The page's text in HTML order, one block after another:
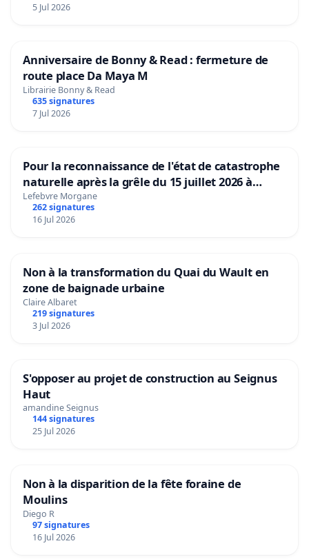
5 Jul 2026
Anniversaire de Bonny & Read : fermeture de
route place Da Maya M
Librairie Bonny & Read
635 signatures
7 Jul 2026
Pour la reconnaissance de l'état de catastrophe
naturelle après la grêle du 15 juillet 2026 à
Aubenas et ses alentours
Lefebvre Morgane
262 signatures
16 Jul 2026
Non à la transformation du Quai du Wault en
zone de baignade urbaine
Claire Albaret
219 signatures
3 Jul 2026
S'opposer au projet de construction au Seignus
Haut
amandine Seignus
144 signatures
25 Jul 2026
Non à la disparition de la fête foraine de
Moulins
Diego R
97 signatures
16 Jul 2026